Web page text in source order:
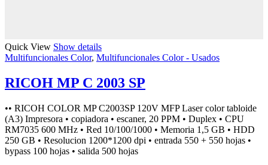
Quick View Show details
Multifuncionales Color, Multifuncionales Color - Usados
RICOH MP C 2003 SP
•• RICOH COLOR MP C2003SP 120V MFP Laser color tabloide
(A3) Impresora • copiadora • escaner, 20 PPM • Duplex • CPU
RM7035 600 MHz • Red 10/100/1000 • Memoria 1,5 GB • HDD
250 GB • Resolucion 1200*1200 dpi • entrada 550 + 550 hojas •
bypass 100 hojas • salida 500 hojas